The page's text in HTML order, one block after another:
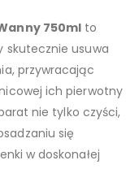
750ml to
skutecznie usuwa
przywracając
ich pierwotny
nie tylko czyści,
się
w doskonałej